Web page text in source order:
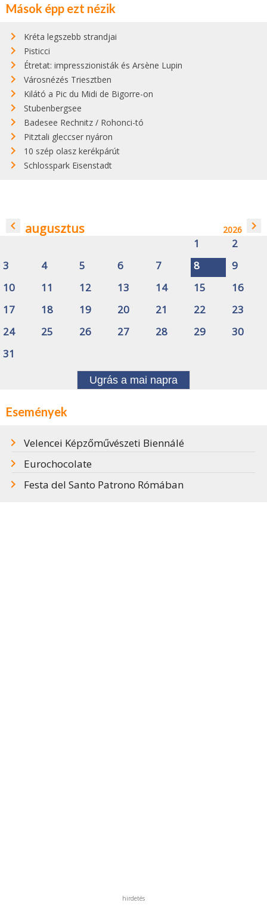
Mások épp ezt nézik
Kréta legszebb strandjai
Pisticci
Étretat: impresszionisták és Arsène Lupin
Városnézés Triesztben
Kilátó a Pic du Midi de Bigorre-on
Stubenbergsee
Badesee Rechnitz / Rohonci-tó
Pitztali gleccser nyáron
10 szép olasz kerékpárút
Schlosspark Eisenstadt
navigate_before augusztus 2026 navigate_next
1
2
3
4 5 6 7 8
9
10
11 12 13 14 15
16
17
18 19 20 21 22
23
24
25 26 27 28 29
30
31
Ugrás a mai napra
Események
Velencei Képzőművészeti Biennálé
Eurochocolate
Festa del Santo Patrono Rómában
hirdetés